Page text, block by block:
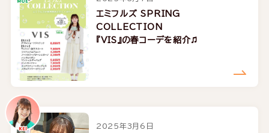
エミフルズ SPRING
COLLECTION
『VIS』の春コーデを紹介♫
2025年3月6日